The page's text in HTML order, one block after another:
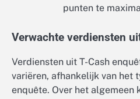
punten te
Verwachte verdiensten
Verdiensten uit T-Cash
variëren, afhankelijk van het
enquête. Over het algemeen